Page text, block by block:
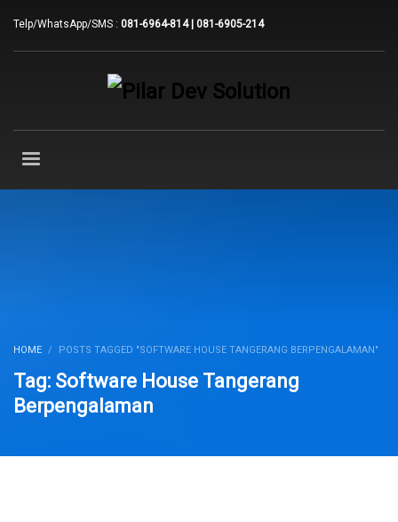
Telp/WhatsApp/SMS : 081-6964-814 | 081-6905-214
HOME POSTS TAGGED "SOFTWARE HOUSE TANGERANG BERPENGALAMAN"
Tag: Software House Tangerang
Berpengalaman